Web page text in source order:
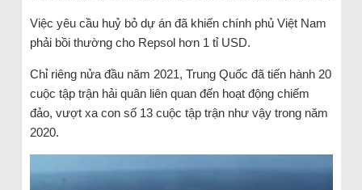
Việc yêu cầu huỷ bỏ dự án đã khiến chính phủ Việt Nam
phải bồi thường cho Repsol hơn 1 tỉ USD.
Chỉ riêng nửa đầu năm 2021, Trung Quốc đã tiến hành 20
cuộc tập trận hải quân liên quan đến hoạt động chiếm
đảo, vượt xa con số 13 cuộc tập trận như vậy trong năm
2020.